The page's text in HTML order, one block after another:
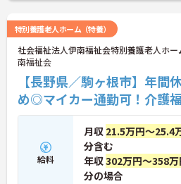
特別養護老人ホーム（特養）
社会福祉法人伊南福祉会特別養護老人ホ
南福祉会
【長野県／駒ヶ根市】年間
め◎マイカー通勤可！介護
給料
月収 21.5万円～25.4
分含む
年収302万円～358万
分の場合